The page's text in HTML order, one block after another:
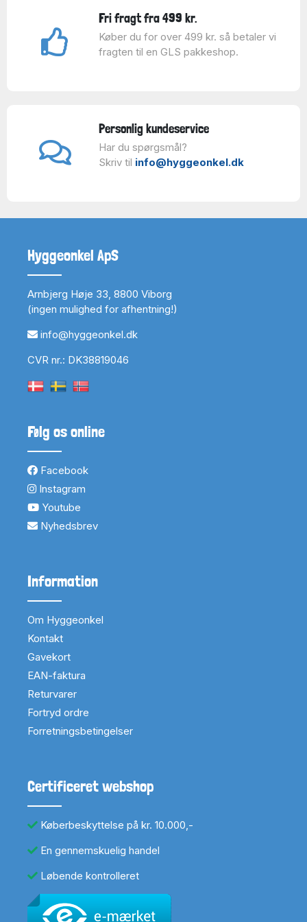
Fri fragt fra 499 kr.
Køber du for over 499 kr. så betaler vi
fragten til en GLS pakkeshop.
Personlig kundeservice
Har du spørgsmål?
Skriv til info@hyggeonkel.dk
Hyggeonkel ApS
Arnbjerg Høje 33, 8800 Viborg
(ingen mulighed for afhentning!)
info@hyggeonkel.dk
CVR nr.: DK38819046
Følg os online
Facebook
Instagram
Youtube
Nyhedsbrev
Information
Om Hyggeonkel
Kontakt
Gavekort
EAN-faktura
Returvarer
Fortryd ordre
Forretningsbetingelser
Certificeret webshop
Køberbeskyttelse på kr. 10.000,-
En gennemskuelig handel
Løbende kontrolleret